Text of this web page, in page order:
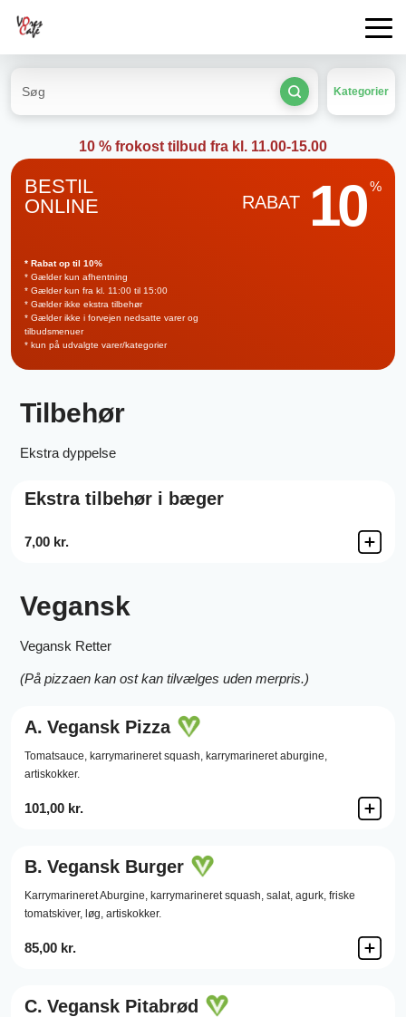
Kategorier
10 % frokost tilbud fra kl. 11.00-15.00
BESTIL
ONLINE
RABAT 10 %
* Rabat op til 10%
* Gælder kun afhentning
* Gælder kun fra kl. 11:00 til 15:00
* Gælder ikke ekstra tilbehør
* Gælder ikke i forvejen nedsatte varer og
tilbudsmenuer
* kun på udvalgte varer/kategorier
Tilbehør
Ekstra dyppelse
Ekstra tilbehør i bæger
7,00 kr.
Vegansk
Vegansk Retter
(På pizzaen kan ost kan tilvælges uden merpris.)
A. Vegansk Pizza
Tomatsauce, karrymarineret squash, karrymarineret aburgine,
artiskokker.
101,00 kr.
B. Vegansk Burger
Karrymarineret Aburgine, karrymarineret squash, salat, agurk, friske
tomatskiver, løg, artiskokker.
85,00 kr.
C. Vegansk Pitabrød